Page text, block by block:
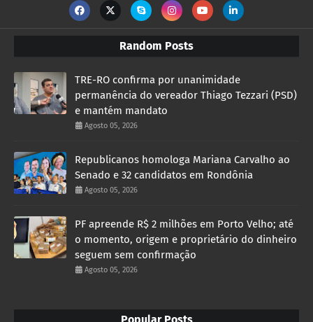
Random Posts
TRE-RO confirma por unanimidade
permanência do vereador Thiago Tezzari (PSD)
e mantém mandato
Agosto 05, 2026
Republicanos homologa Mariana Carvalho ao
Senado e 32 candidatos em Rondônia
Agosto 05, 2026
PF apreende R$ 2 milhões em Porto Velho; até
o momento, origem e proprietário do dinheiro
seguem sem confirmação
Agosto 05, 2026